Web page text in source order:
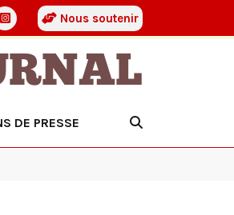
Nous soutenir
DE PRESSE